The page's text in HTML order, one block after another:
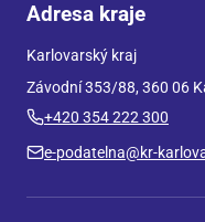
Adresa kraje
Karlovarský kraj
Závodní 353/88, 360 06
+420 354 222 300
e-podatelna@kr-